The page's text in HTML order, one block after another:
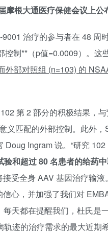
摩根大通医疗保健会议上公
治疗的参与者在 48 周
制**（p值=0.0009）。 这
部对照组 (n=103) 的
第 2 部分的积极结果，
义匹配的外部控制。此外
Ingram 说。“研究
验和超过 80 名患者的给药
受全身 AAV 基因治疗输
心，并加强了我们对
天都在提醒我们，杜氏是
迹的治疗需求的最大近期